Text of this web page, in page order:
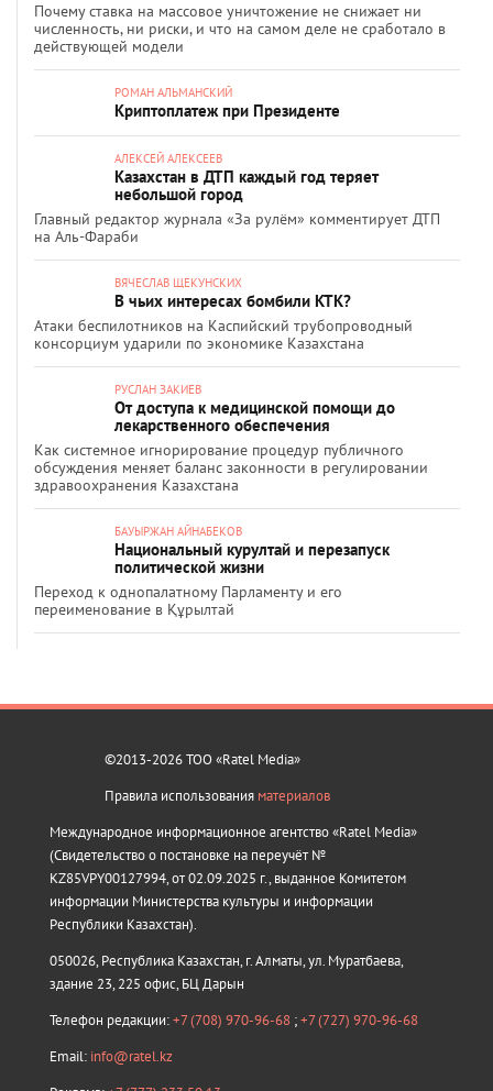
Почему ставка на массовое уничтожение не снижает ни
численность, ни риски, и что на самом деле не сработало в
действующей модели
РОМАН АЛЬМАНСКИЙ
Криптоплатеж при Президенте
АЛЕКСЕЙ АЛЕКСЕЕВ
Казахстан в ДТП каждый год теряет
небольшой город
Главный редактор журнала «За рулём» комментирует ДТП
на Аль-Фараби
ВЯЧЕСЛАВ ЩЕКУНСКИХ
В чьих интересах бомбили КТК?
Атаки беспилотников на Каспийский трубопроводный
консорциум ударили по экономике Казахстана
РУСЛАН ЗАКИЕВ
От доступа к медицинской помощи до
лекарственного обеспечения
Как системное игнорирование процедур публичного
обсуждения меняет баланс законности в регулировании
здравоохранения Казахстана
БАУЫРЖАН АЙНАБЕКОВ
Национальный курултай и перезапуск
политической жизни
Переход к однопалатному Парламенту и его
переименование в Құрылтай
©2013-2026 ТОО «Ratel Media»
Правила использования материалов
Международное информационное агентство «Ratel Media»
(Свидетельство о постановке на переучёт №
KZ85VPY00127994, от 02.09.2025 г., выданное Комитетом
информации Министерства культуры и информации
Республики Казахстан).
050026, Республика Казахстан, г. Алматы, ул. Муратбаева,
здание 23, 225 офис, БЦ Дарын
Телефон редакции:+7 (708) 970-96-68 ;+7 (727) 970-96-68
Email: info@ratel.kz